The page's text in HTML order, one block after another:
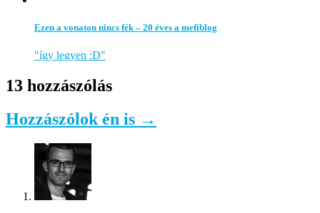
Ezen a vonaton nincs fék – 20 éves a mefiblog
"így legyen :D"
13 hozzászólás
Hozzászólok én is →